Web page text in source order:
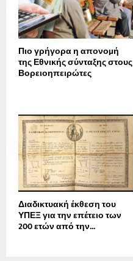
Πιο γρήγορα η απονοµή
της Εθνικής σύνταξης στους
Βορειοηπειρώτες
Διαδικτυακή έκθεση του
ΥΠΕΞ για την επέτειο των
200 ετών από την...